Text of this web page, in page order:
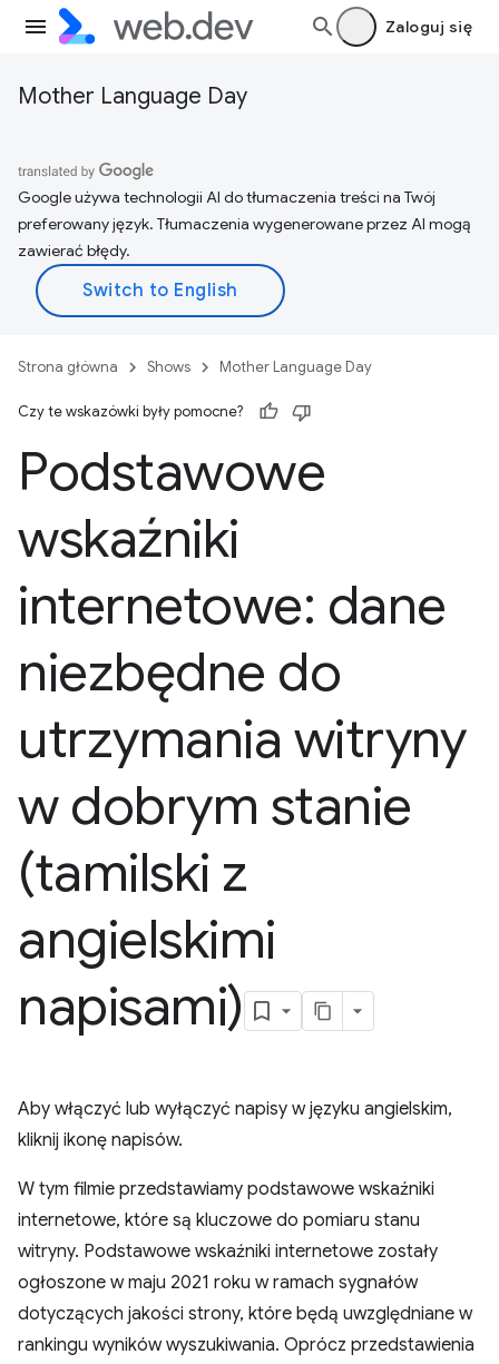
Zaloguj się
Mother Language Day
Google używa technologii AI do tłumaczenia treści na Twój
preferowany język. Tłumaczenia wygenerowane przez AI mogą
zawierać błędy.
Strona główna Shows Mother Language Day
Czy te wskazówki były pomocne?
Podstawowe
wskaźniki
internetowe: dane
niezbędne do
utrzymania witryny
w dobrym stanie
(tamilski z
angielskimi
napisami)
Aby włączyć lub wyłączyć napisy w języku angielskim,
kliknij ikonę napisów.
W tym filmie przedstawiamy podstawowe wskaźniki
internetowe, które są kluczowe do pomiaru stanu
witryny. Podstawowe wskaźniki internetowe zostały
ogłoszone w maju 2021 roku w ramach sygnałów
dotyczących jakości strony, które będą uwzględniane w
rankingu wyników wyszukiwania. Oprócz przedstawienia